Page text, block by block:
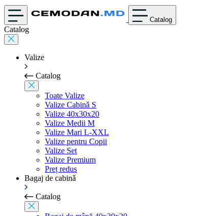
Catalog
Catalog
Valize
Catalog
Toate Valize
Valize Cabinǎ S
Valize 40x30x20
Valize Medii M
Valize Mari L-XXL
Valize pentru Copii
Valize Set
Valize Premium
Preț redus
Bagaj de cabinǎ
Catalog